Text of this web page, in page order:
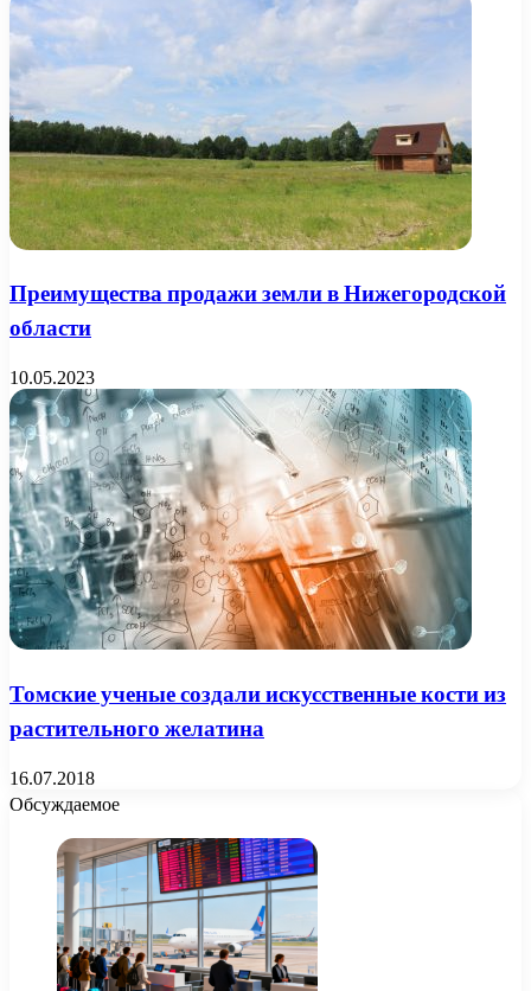
Преимущества продажи земли в Нижегородской
области
10.05.2023
Томские ученые создали искусственные кости из
растительного желатина
16.07.2018
Обсуждаемое